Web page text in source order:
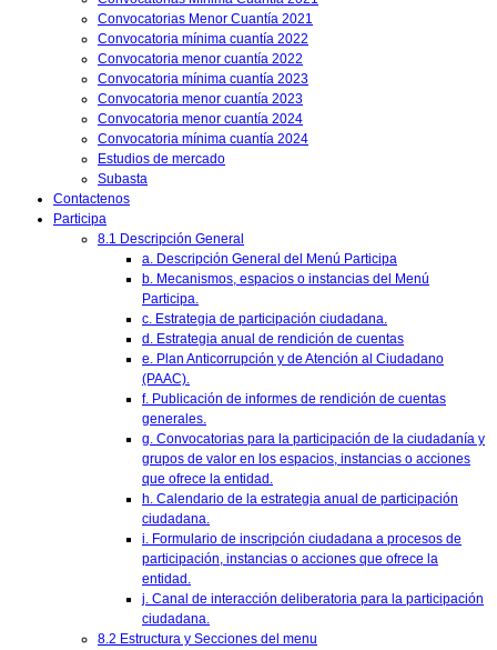
Convocatorias Menor Cuantía 2021
Convocatoria mínima cuantía 2022
Convocatoria menor cuantía 2022
Convocatoria mínima cuantía 2023
Convocatoria menor cuantía 2023
Convocatoria menor cuantía 2024
Convocatoria mínima cuantía 2024
Estudios de mercado
Subasta
Contactenos
Participa
8.1 Descripción General
a. Descripción General del Menú Participa
b. Mecanismos, espacios o instancias del Menú
Participa.
c. Estrategia de participación ciudadana.
d. Estrategia anual de rendición de cuentas
e. Plan Anticorrupción y de Atención al Ciudadano
(PAAC).
f. Publicación de informes de rendición de cuentas
generales.
g. Convocatorias para la participación de la ciudadanía y
grupos de valor en los espacios, instancias o acciones
que ofrece la entidad.
h. Calendario de la estrategia anual de participación
ciudadana.
i. Formulario de inscripción ciudadana a procesos de
participación, instancias o acciones que ofrece la
entidad.
j. Canal de interacción deliberatoria para la participación
ciudadana.
8.2 Estructura y Secciones del menu